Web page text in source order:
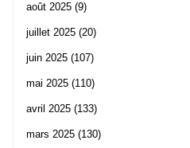
août 2025 (9)
juillet 2025 (20)
juin 2025 (107)
mai 2025 (110)
avril 2025 (133)
mars 2025 (130)